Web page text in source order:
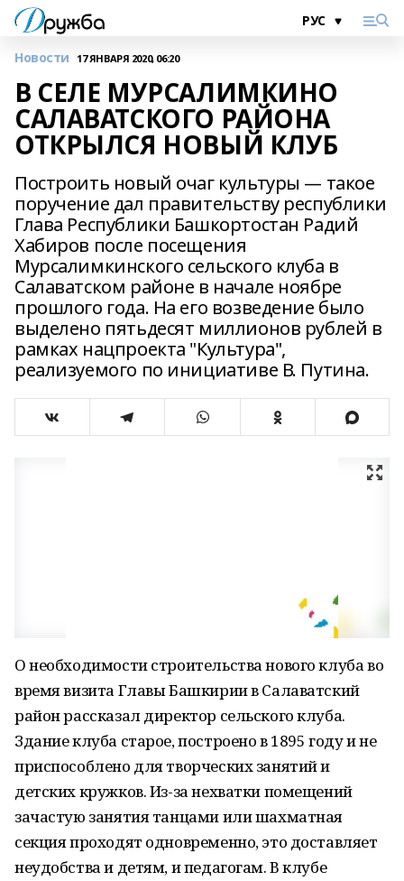
Новости 17 ЯНВАРЯ 2020, 06:20
В СЕЛЕ МУРСАЛИМКИНО
САЛАВАТСКОГО РАЙОНА
ОТКРЫЛСЯ НОВЫЙ КЛУБ
Построить новый очаг культуры — такое
поручение дал правительству республики
Глава Республики Башкортостан Радий
Хабиров после посещения
Мурсалимкинского сельского клуба в
Салаватском районе в начале ноябре
прошлого года. На его возведение было
выделено пятьдесят миллионов рублей в
рамках нацпроекта "Культура",
реализуемого по инициативе В. Путина.
О необходимости строительства нового клуба во
время визита Главы Башкирии в Салаватский
район рассказал директор сельского клуба.
Здание клуба старое, построено в 1895 году и не
приспособлено для творческих занятий и
детских кружков. Из-за нехватки помещений
зачастую занятия танцами или шахматная
секция проходят одновременно, это доставляет
неудобства и детям, и педагогам. В клубе